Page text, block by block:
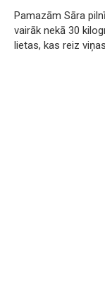
Pamazām Sāra
vairāk nekā 30
lietas, kas reiz